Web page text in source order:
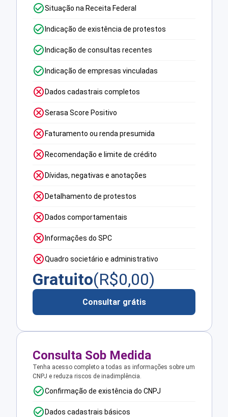
Situação na Receita Federal
Indicação de existência de protestos
Indicação de consultas recentes
Indicação de empresas vinculadas
Dados cadastrais completos
Serasa Score Positivo
Faturamento ou renda presumida
Recomendação e limite de crédito
Dívidas, negativas e anotações
Detalhamento de protestos
Dados comportamentais
Informações do SPC
Quadro societário e administrativo
Gratuito(R$0,00)
Consultar grátis
Consulta Sob Medida
Tenha acesso completo a todas as informações sobre um
CNPJ e reduza riscos de inadimplência.
Confirmação de existência do CNPJ
Dados cadastrais básicos